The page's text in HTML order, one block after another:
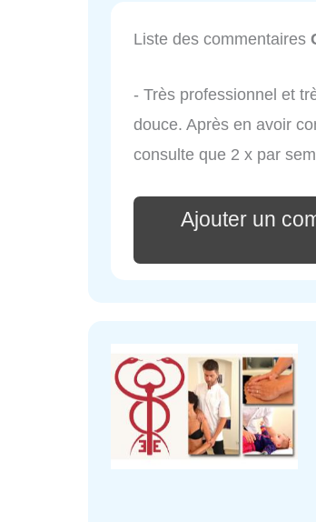
Liste des commentaires
- Très professionnel et
douce. Après en avoir
consulte que 2 x par
Ajouter un